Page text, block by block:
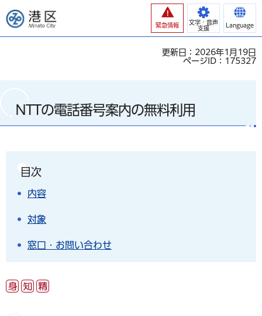
港区
緊急情報
文字・音声
支援
Language
更新日：2026年1月19日
ページID：175327
NTTの電話番号案内の無料利用
目次
内容
対象
窓口・お問い合わせ